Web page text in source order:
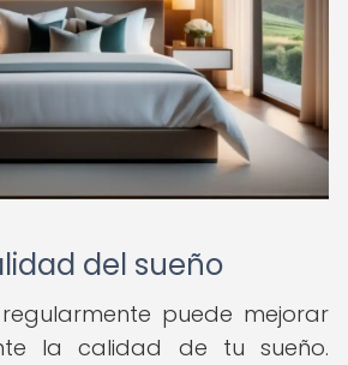
del sueño
puede mejorar
la calidad de tu sueño.